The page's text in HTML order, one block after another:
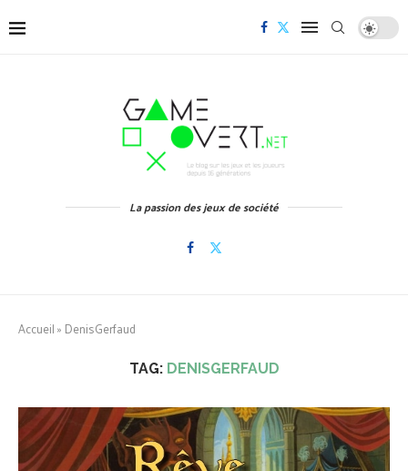
La passion des jeux de société
Accueil» DenisGerfaud
TAG: DENISGERFAUD